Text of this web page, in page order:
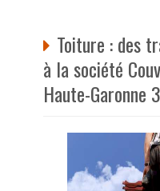
Toiture : des
à la société
Haute-Garonne